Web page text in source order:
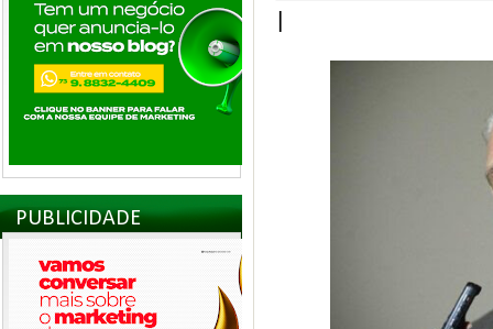
PUBLICIDADE
|